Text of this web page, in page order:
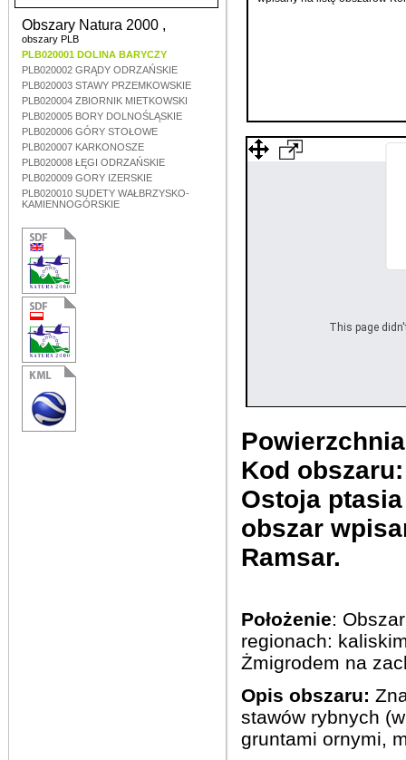
Obszary Natura 2000 ,
obszary PLB
PLB020001 DOLINA BARYCZY
PLB020002 GRĄDY ODRZAŃSKIE
PLB020003 STAWY PRZEMKOWSKIE
PLB020004 ZBIORNIK MIETKOWSKI
PLB020005 BORY DOLNOŚLĄSKIE
PLB020006 GÓRY STOŁOWE
PLB020007 KARKONOSZE
PLB020008 ŁĘGI ODRZAŃSKIE
PLB020009 GORY IZERSKIE
PLB020010 SUDETY WAŁBRZYSKO-
KAMIENNOGÓRSKIE
This page
Kod
Ostoja ptasia
obszar
Ramsar.
Położenie:
regionach:
Żmigrodem na
Opis obszaru:
stawów rybnych
gruntami ornymi,